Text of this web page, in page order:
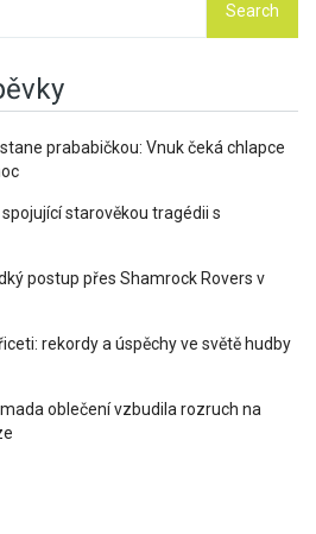
prababičkou: Vnuk čeká chlapce
starověkou tragédii s
postup přes Shamrock Rovers v
rekordy a úspěchy ve světě hudby
oblečení vzbudila rozruch na